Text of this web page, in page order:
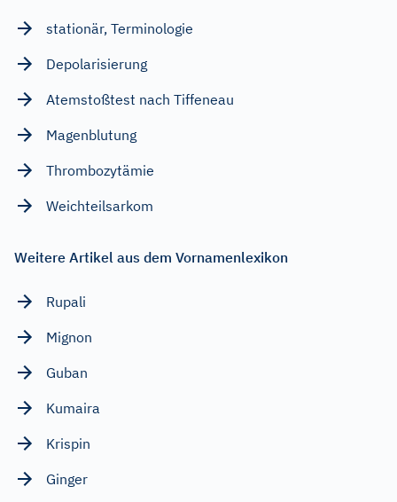
stationär, Terminologie
Depolarisierung
Atemstoßtest nach Tiffeneau
Magenblutung
Thrombozytämie
Weichteilsarkom
Weitere Artikel aus dem Vornamenlexikon
Rupali
Mignon
Guban
Kumaira
Krispin
Ginger